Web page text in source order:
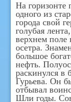
На горизонте
одного из
города свой
голубая
верхнем
осетра.
большое
нефть.
раскинулся в
Гурьева. Он
отбывал
Шли годы.